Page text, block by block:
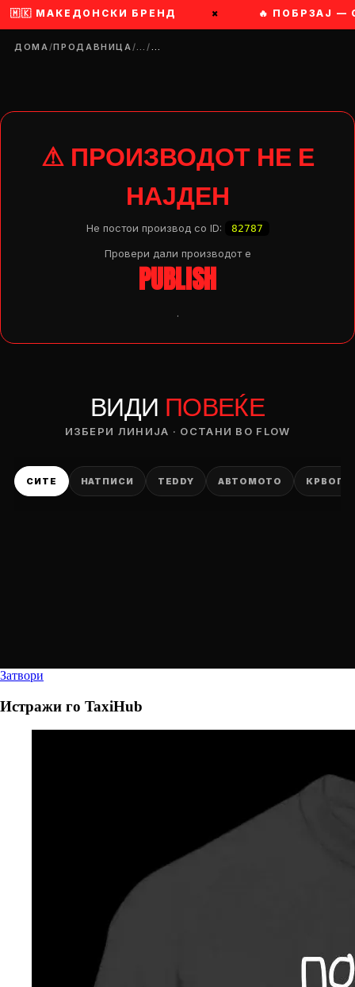
БРЕНД 🔥 ПОБРЗАЈ — СЕ
ДОМА/ПРОДАВНИЦА/…/…
⚠ ПРОИЗВОДОТ НЕ Е
НАЈДЕН
Не постои производ со ID: 82787
Провери дали производот e
PUBLISH
.
ВИДИ ПОВЕЌЕ
ИЗБЕРИ ЛИНИЈА · ОСТАНИ ВО FLOW
СИТЕ НАТПИСИ TEDDY АВТОМОТО
Затвори
Истражи го TaxiHub